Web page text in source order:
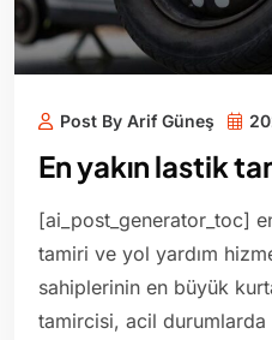
Post By Arif Güneş
En yakın lastik
[ai_post_generator_toc]
tamiri ve yol yardım
sahiplerinin en büyük
tamircisi, acil durumlarda